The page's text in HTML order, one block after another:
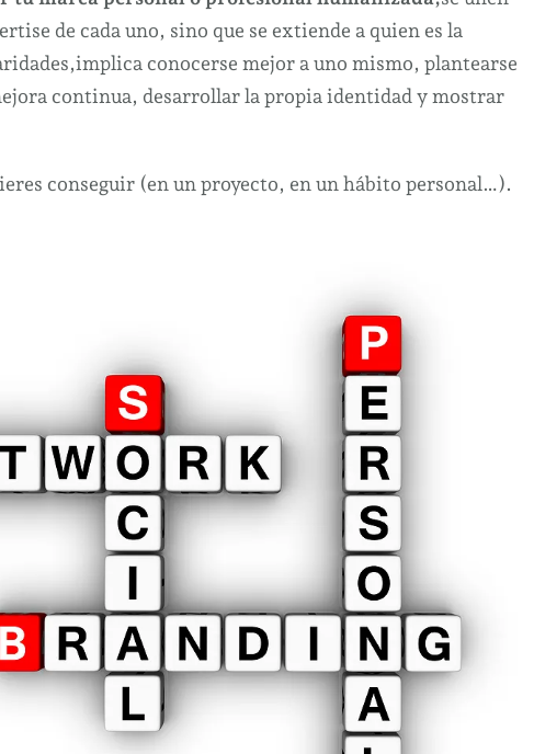
de cada uno, sino que se extiende a quien es la
conocerse mejor a uno mismo, plantearse
continua, desarrollar la propia identidad y mostrar
conseguir (en un proyecto, en un hábito personal…).